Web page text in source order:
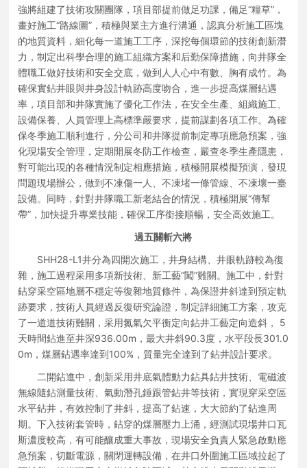
強將組建了技術攻關團隊，項目部提前做足功課，備足“糧草”，
畫好施工“路線圖”，積極與業主方進行溝通，認真分析施工區塊
的地質資料，細化每一道施工工序，深挖每個環節的技術創新潛
力，制定出科學合理的施工組織方案和后勤保障措施，向井隊全
體職工做好技術和安全交底，做到人人心中有數、胸有成竹。為
確保實鉆井眼與井身設計軌跡高度吻合，進一步提高煤層鉆遇
率，項目部和井隊實施了優化工作法，在安全生產、組織施工、
設備保養、人員管理上高標準嚴要求，提前謀劃各項工作。為確
保冬季施工順利進行，分公司和井隊提前制定專項應急預案，強
化現場安全管理，定期開展冬防工作檢查，嚴查冬季生產隱患，
對可能出現的各種情況制定相應措施，積極開展模擬預演，發現
問題現場辦公，做到不凍傷一人、不凍堵一條管線、不凍壞一臺
設備。同時，針對井隊職工新老結合的情況，積極開展“傳幫
帶”，加快提升專業技能，確保工序銜接順暢，安全高效施工。
過五關斬六將
SHH28-L1井分為四開次施工，井身結構、井眼軌跡較為復
雜，施工過程采用多項新技術、新工藝“闖”難關。施工中，針對
鉆穿采空區地層不穩定等復雜地質條件，為保證井斜達到預定軌
跡要求，技術人員經過反復研究論證，制定詳細施工方案，攻克
了一道道技術難關，采用氮氣欠平衡定向鉆井工藝定向造斜， 5
天時間鉆進至井深936.00m，最大井斜90.3度，水平段長301.0
0m，煤層鉆遇率達到100%，質量完全達到了鉆井設計要求。
二開鉆進中，創新采用井底氣體動力鉆具鉆井技術、電磁波
無線隨鉆測量技術、氣動潛孔錘跟管鉆井等技術，實現穿采空區
水平鉆井，有效控制了井斜，提高了鉆速，大大節約了鉆進周
期。下入技術套管時，鉆穿的煤層壓力上涌，經測試現場井口瓦
斯濃度較高，有可能釀成重大事故，現場安全負責人緊急啟動應
急預案，切斷電源，關閉運轉設備，在井口外圍施工區域拉起了